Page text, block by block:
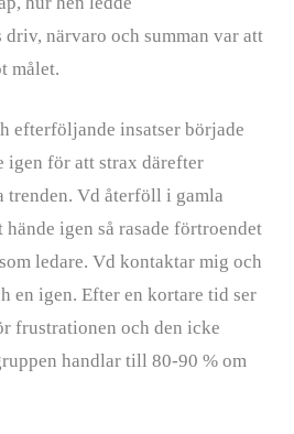
närvaro och summan var att
målet.
efterföljande insatser började
igen för att strax därefter
trenden. Vd återföll i gamla
hände igen så rasade förtroendet
ledare. Vd kontaktar mig och
en igen. Efter en kortare tid ser
frustrationen och den icke
handlar till 80-90 % om